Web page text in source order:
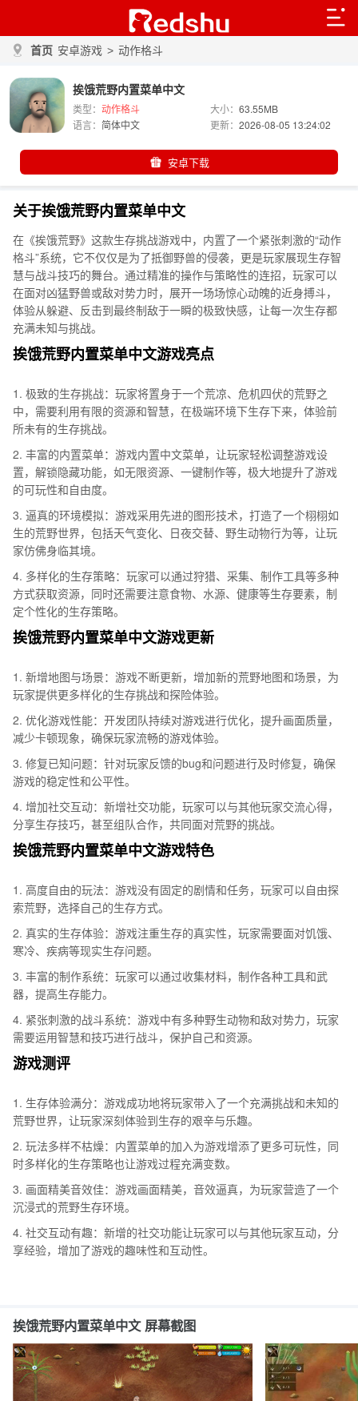
首页 安卓游戏 > 动作格斗
挨饿荒野内置菜单中文
类型： 动作格斗 大小：63.55MB
语言： 简体中文 更新：2026-08-05 13:24:02
安卓下载
关于挨饿荒野内置菜单中文
在《挨饿荒野》这款生存挑战游戏中，内置了一个紧张刺激的“动作
格斗”系统，它不仅仅是为了抵御野兽的侵袭，更是玩家展现生存智
慧与战斗技巧的舞台。通过精准的操作与策略性的连招，玩家可以
在面对凶猛野兽或敌对势力时，展开一场场惊心动魄的近身搏斗，
体验从躲避、反击到最终制敌于一瞬的极致快感，让每一次生存都
充满未知与挑战。
挨饿荒野内置菜单中文游戏亮点
1. 极致的生存挑战：玩家将置身于一个荒凉、危机四伏的荒野之
中，需要利用有限的资源和智慧，在极端环境下生存下来，体验前
所未有的生存挑战。
2. 丰富的内置菜单：游戏内置中文菜单，让玩家轻松调整游戏设
置，解锁隐藏功能，如无限资源、一键制作等，极大地提升了游戏
的可玩性和自由度。
3. 逼真的环境模拟：游戏采用先进的图形技术，打造了一个栩栩如
生的荒野世界，包括天气变化、日夜交替、野生动物行为等，让玩
家仿佛身临其境。
4. 多样化的生存策略：玩家可以通过狩猎、采集、制作工具等多种
方式获取资源，同时还需要注意食物、水源、健康等生存要素，制
定个性化的生存策略。
挨饿荒野内置菜单中文游戏更新
1. 新增地图与场景：游戏不断更新，增加新的荒野地图和场景，为
玩家提供更多样化的生存挑战和探险体验。
2. 优化游戏性能：开发团队持续对游戏进行优化，提升画面质量，
减少卡顿现象，确保玩家流畅的游戏体验。
3. 修复已知问题：针对玩家反馈的bug和问题进行及时修复，确保
游戏的稳定性和公平性。
4. 增加社交互动：新增社交功能，玩家可以与其他玩家交流心得，
分享生存技巧，甚至组队合作，共同面对荒野的挑战。
挨饿荒野内置菜单中文游戏特色
1. 高度自由的玩法：游戏没有固定的剧情和任务，玩家可以自由探
索荒野，选择自己的生存方式。
2. 真实的生存体验：游戏注重生存的真实性，玩家需要面对饥饿、
寒冷、疾病等现实生存问题。
3. 丰富的制作系统：玩家可以通过收集材料，制作各种工具和武
器，提高生存能力。
4. 紧张刺激的战斗系统：游戏中有多种野生动物和敌对势力，玩家
需要运用智慧和技巧进行战斗，保护自己和资源。
游戏测评
1. 生存体验满分：游戏成功地将玩家带入了一个充满挑战和未知的
荒野世界，让玩家深刻体验到生存的艰辛与乐趣。
2. 玩法多样不枯燥：内置菜单的加入为游戏增添了更多可玩性，同
时多样化的生存策略也让游戏过程充满变数。
3. 画面精美音效佳：游戏画面精美，音效逼真，为玩家营造了一个
沉浸式的荒野生存环境。
4. 社交互动有趣：新增的社交功能让玩家可以与其他玩家互动，分
享经验，增加了游戏的趣味性和互动性。
挨饿荒野内置菜单中文 屏幕截图